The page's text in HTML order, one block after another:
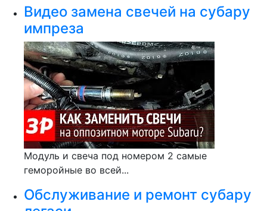
Видео замена свечей на субару
импреза
Модуль и свеча под номером 2 самые
геморойные во всей...
Обслуживание и ремонт субару